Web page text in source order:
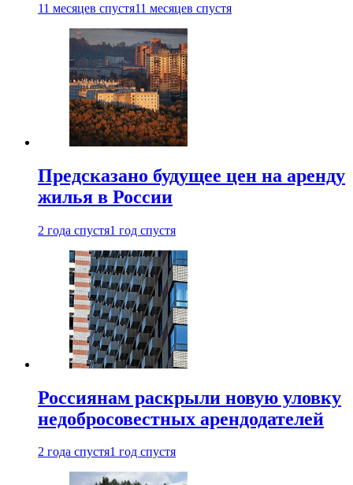
11 месяцев спустя11 месяцев спустя
Предсказано будущее цен на аренду
жилья в России
2 года спустя1 год спустя
Россиянам раскрыли новую уловку
недобросовестных арендодателей
2 года спустя1 год спустя